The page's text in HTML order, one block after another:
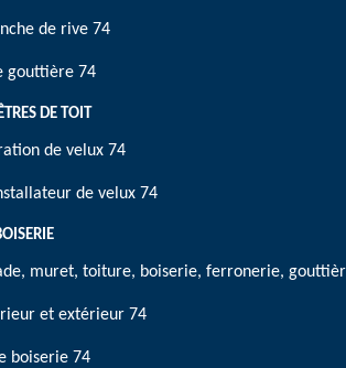
de rive 74
gouttière 74
DE TOIT
de velux 74
de velux 74
muret, toiture, boiserie, ferronerie,
et extérieur 74
boiserie 74